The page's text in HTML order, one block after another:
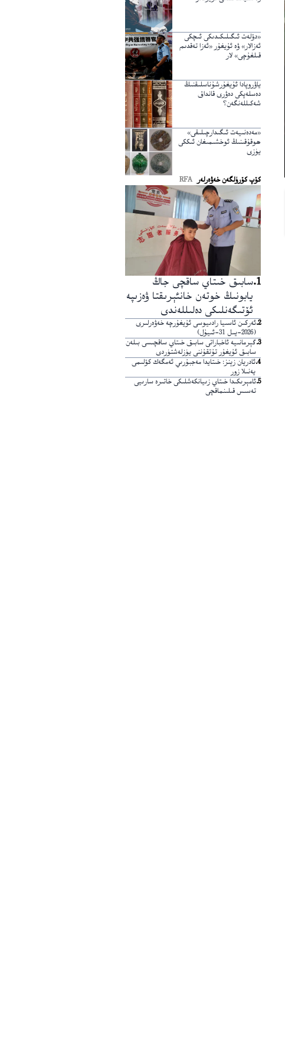
«دۆلەت ئىگىلىكىدىكى ئىچكى
ئەزالار» ۋە ئۇيغۇر «ئەزا تەقدىم
قىلغۇچى» لار
ياۋروپادا ئۇيغۇرشۇناسلىقنىڭ
دەسلەپكى دەۋرى قانداق
شەكىللەنگەن؟
«مەدەنىيەت ئىگىدارچىلىقى»
ھوقۇقىنىڭ ئوخشىمىغان ئىككى
يۈزى
كۆپ كۆرۈلگەن خەۋەرلەر RFA
1
.سابىق خىتاي ساقچى جاڭ
يابونىڭ خوتەن خانئېرىقتا ۋەزىپە
ئۆتىگەنلىكى دەلىللەندى
2
.ئەركىن ئاسىيا رادىيوسى ئۇيغۇرچە خەۋەرلىرى
(2026-يىل 31-ئىيۇل)
3
.گېرمانىيە ئاخباراتى سابىق خىتاي ساقچىسى بىلەن
سابىق ئۇيغۇر تۇتقۇننى يۈزلەشتۈردى
4
.ئادريان زېنز: خىتايدا مەجبۇرىي ئەمگەك كۆلىمى
يەنىلا زور
5
.ئامېرىكىدا خىتاي زىيانكەشلىكى خاتىرە سارىيى
تەسىس قىلىنماقچى